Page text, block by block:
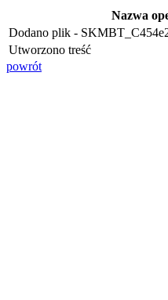
Nazwa
Dodano plik -
Utworzono treść
powrót